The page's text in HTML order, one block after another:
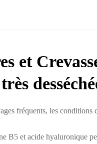
et
fréquents, les conditions
et acide hyaluronique